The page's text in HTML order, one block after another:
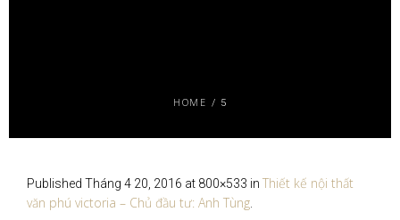
HOME / 5
Published Tháng 4 20, 2016 at 800×533 in Thiết kế nội thất
văn phú victoria – Chủ đầu tư: Anh Tùng.